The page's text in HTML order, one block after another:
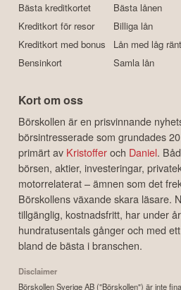
Bästa kreditkortet
Kreditkort för resor
Kreditkort med bonus
Bensinkort
Bästa lånen
Billiga lån
Lån med låg
Samla lån
Kort om oss
Börskollen är en prisvinnande
börsintresserade som grundades
primärt av Kristofferoch Daniel.
börsen, aktier, investeringar,
motorrelaterat – ämnen som det
Börskollens växande skara läsare.
tillgänglig, kostnadsfritt, har under
hundratusentals gånger och med
bland de bästa i branschen.
Disclaimer
Börskollen Sverige AB ("Börskollen") är inte